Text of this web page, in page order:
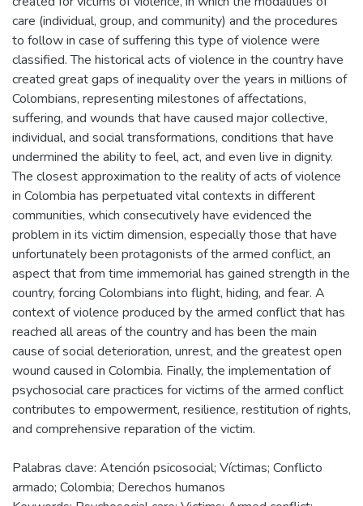
care (individual, group, and community) and the procedures
to follow in case of suffering this type of violence were
classified. The historical acts of violence in the country have
created great gaps of inequality over the years in millions of
Colombians, representing milestones of affectations,
suffering, and wounds that have caused major collective,
individual, and social transformations, conditions that have
undermined the ability to feel, act, and even live in dignity.
The closest approximation to the reality of acts of violence
in Colombia has perpetuated vital contexts in different
communities, which consecutively have evidenced the
problem in its victim dimension, especially those that have
unfortunately been protagonists of the armed conflict, an
aspect that from time immemorial has gained strength in the
country, forcing Colombians into flight, hiding, and fear. A
context of violence produced by the armed conflict that has
reached all areas of the country and has been the main
cause of social deterioration, unrest, and the greatest open
wound caused in Colombia. Finally, the implementation of
psychosocial care practices for victims of the armed conflict
contributes to empowerment, resilience, restitution of rights,
and comprehensive reparation of the victim.
Palabras clave: Atención psicosocial; Víctimas; Conflicto
armado; Colombia; Derechos humanos